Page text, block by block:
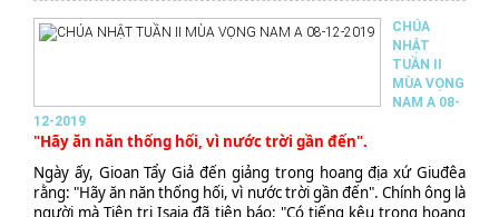
CHÚA
NHẬT
TUẦN II
MÙA VỌNG
NAM A 08-
12-2019
"Hãy ăn năn thống hối, vì nước trời gần đến".
Ngày ấy, Gioan Tẩy Giả đến giảng trong hoang địa xứ Giuđêa
rằng: "Hãy ăn năn thống hối, vì nước trời gần đến". Chính ông là
người mà Tiên tri Isaia đã tiên báo: "Có tiếng kêu trong hoang